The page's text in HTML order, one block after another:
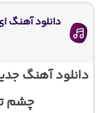
دانلود آهنگ
دانلود آهنگ
چشم